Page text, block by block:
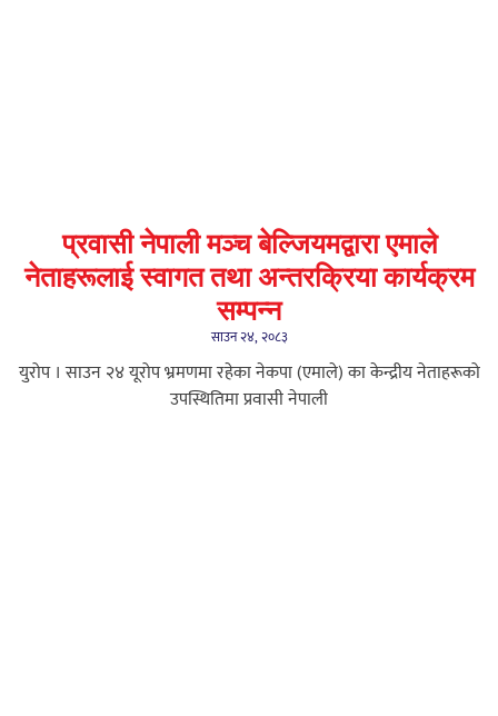
प्रवासी नेपाली मञ्च बेल्जियमद्वारा एमाले
नेताहरूलाई स्वागत तथा अन्तरक्रिया कार्यक्रम
सम्पन्न
साउन २४, २०८३
युरोप । साउन २४ यूरोप भ्रमणमा रहेका नेकपा (एमाले) का केन्द्रीय नेताहरूको
उपस्थितिमा प्रवासी नेपाली